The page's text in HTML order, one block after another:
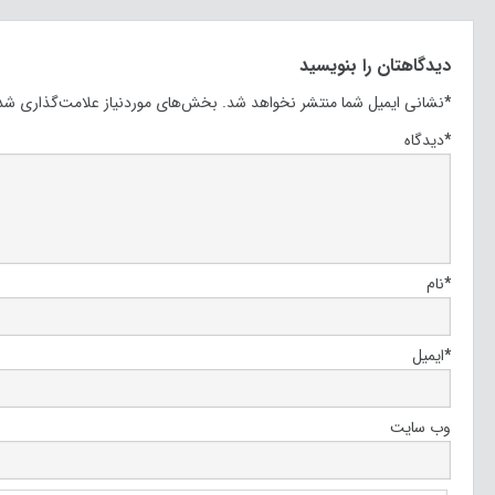
دیدگاهتان را بنویسید
نشانی ایمیل شما منتشر نخواهد شد. بخش‌های موردنیاز علامت‌گذاری
*
دیدگاه*
نام*
ایمیل*
وب‌ سایت